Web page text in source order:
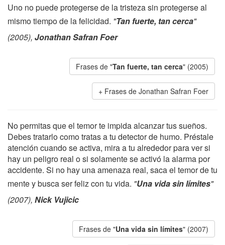
Uno no puede protegerse de la tristeza sin protegerse al
mismo tiempo de la felicidad. "Tan fuerte, tan cerca"
(2005), Jonathan Safran Foer
Frases de "Tan fuerte, tan cerca" (2005)
Frases de Jonathan Safran Foer
No permitas que el temor te impida alcanzar tus sueños.
Debes tratarlo como tratas a tu detector de humo. Préstale
atención cuando se activa, mira a tu alrededor para ver si
hay un peligro real o si solamente se activó la alarma por
accidente. Si no hay una amenaza real, saca el temor de tu
mente y busca ser feliz con tu vida. "Una vida sin límites"
(2007), Nick Vujicic
Frases de "Una vida sin límites" (2007)